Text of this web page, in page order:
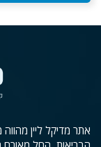
אתר מדיקל ליין מהווה